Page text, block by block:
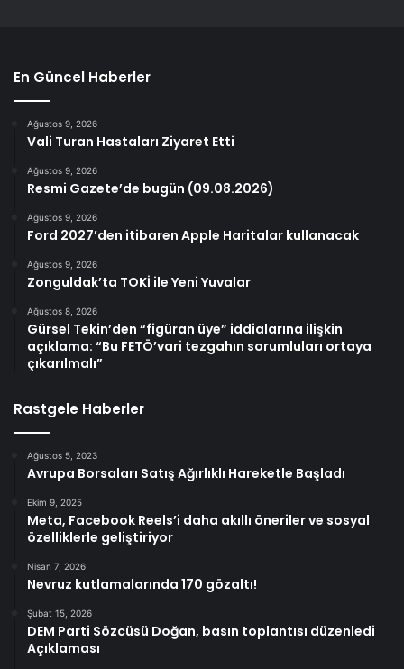
En Güncel Haberler
Ağustos 9, 2026
Vali Turan Hastaları Ziyaret Etti
Ağustos 9, 2026
Resmi Gazete’de bugün (09.08.2026)
Ağustos 9, 2026
Ford 2027’den itibaren Apple Haritalar kullanacak
Ağustos 9, 2026
Zonguldak’ta TOKİ ile Yeni Yuvalar
Ağustos 8, 2026
Gürsel Tekin’den “figüran üye” iddialarına ilişkin
açıklama: “Bu FETÖ’vari tezgahın sorumluları ortaya
çıkarılmalı”
Rastgele Haberler
Ağustos 5, 2023
Avrupa Borsaları Satış Ağırlıklı Hareketle Başladı
Ekim 9, 2025
Meta, Facebook Reels’i daha akıllı öneriler ve sosyal
özelliklerle geliştiriyor
Nisan 7, 2026
Nevruz kutlamalarında 170 gözaltı!
Şubat 15, 2026
DEM Parti Sözcüsü Doğan, basın toplantısı düzenledi
Açıklaması